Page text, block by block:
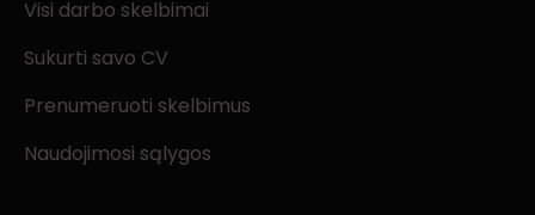
Visi darbo skelbimai
Sukurti savo CV
Prenumeruoti skelbimus
Naudojimosi sąlygos